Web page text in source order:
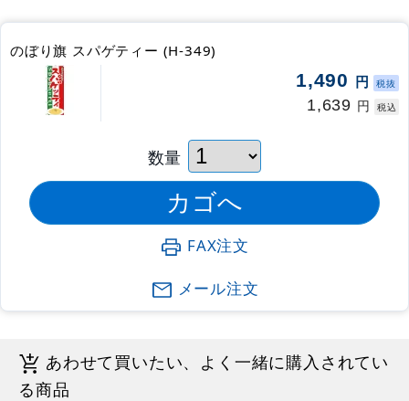
のぼり旗 スパゲティー (H-349)
1,490 円 税抜
1,639 円 税込
数量
FAX注文
メール注文
あわせて買いたい、よく一緒に購入されてい
る商品